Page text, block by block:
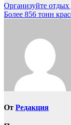
Навигация
по
Организуйте отдых
Более 856 тонн
От Редакция